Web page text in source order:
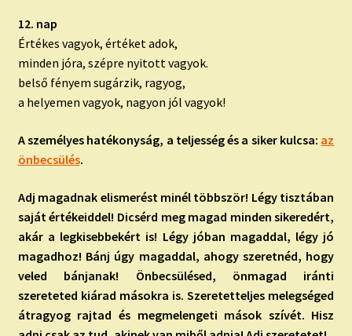
12. nap
Értékes vagyok, értéket adok,
minden jóra, szépre nyitott vagyok.
belső fényem sugárzik, ragyog,
a helyemen vagyok, nagyon jól vagyok!
A személyes hatékonyság, a teljesség és a siker kulcsa: az
önbecsülés.
Adj magadnak elismerést minél többször! Légy tisztában
saját értékeiddel! Dicsérd meg magad minden sikeredért,
akár a legkisebbekért is! Légy jóban magaddal, légy jó
magadhoz! Bánj úgy magaddal, ahogy szeretnéd, hogy
veled bánjanak! Önbecsülésed, önmagad iránti
szereteted kiárad másokra is. Szeretetteljes melegséged
átragyog rajtad és megmelengeti mások szívét. Hisz